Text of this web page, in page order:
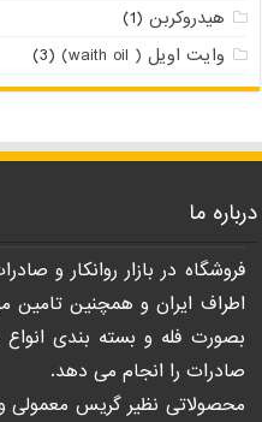
هیدروکربن (1)
وایت اویل ( waith oil)
(3)
درباره ما
فروشگاه در بازار روانکار و
اطراف ایران و همچنین تامین
بصورت فله و بسته بندی
صادرات را انجام می دهد.
محصولاتی نظیر گریس معمولی